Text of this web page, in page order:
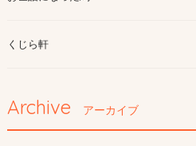
くじら軒
Archive アーカイブ